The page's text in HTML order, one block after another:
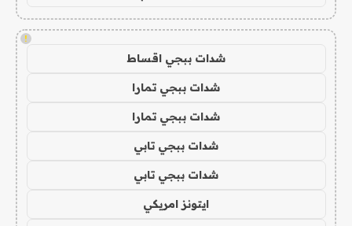
!
شدات ببجي اقساط
شدات ببجي تمارا
شدات ببجي تمارا
شدات ببجي تابي
شدات ببجي تابي
ايتونز امريكي